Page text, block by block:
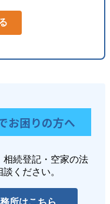
お困りの方へ
相続登記・空家の法
ください。